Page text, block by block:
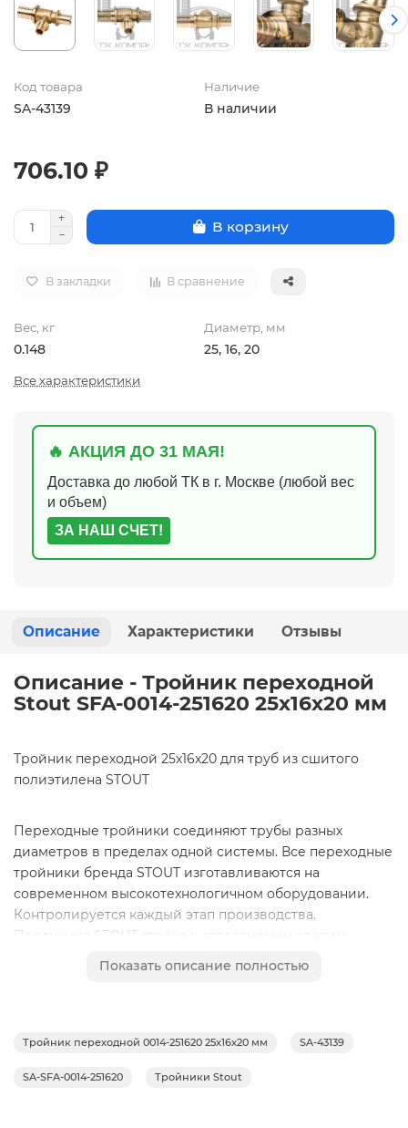
Код товара
SA-43139
Наличие
В наличии
706.10 ₽
В корзину
В закладки В сравнение
Вес, кг
0.148
Диаметр, мм
25, 16, 20
Все характеристики
🔥 АКЦИЯ ДО 31 МАЯ!
Доставка до любой ТК в г. Москве (любой вес
и объем)
ЗА НАШ СЧЕТ!
Описание Характеристики Отзывы
Описание - Тройник переходной
Stout SFA-0014-251620 25x16x20 мм
Тройник переходной 25x16x20 для труб из сшитого
полиэтилена STOUT
Переходные тройники соединяют трубы разных
диаметров в пределах одной системы. Все переходные
тройники бренда STOUT изготавливаются на
современном высокотехнологичном оборудовании.
Контролируется каждый этап производства.
Продукция STOUT стойка к агрессивным средам,
Показать описание полностью
Тройник переходной 0014-251620 25x16x20 мм SA-43139
SA-SFA-0014-251620 Тройники Stout